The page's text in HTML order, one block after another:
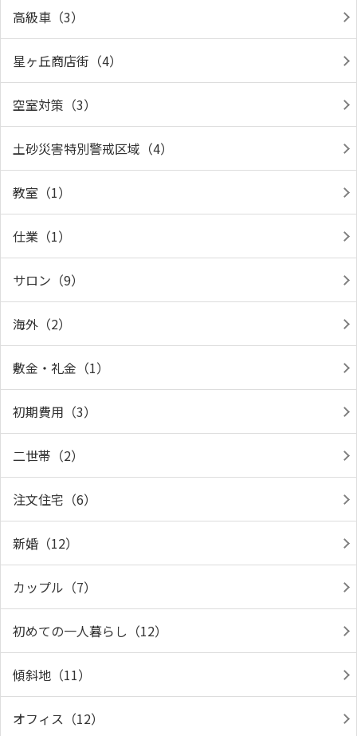
高級車（3）
星ヶ丘商店街（4）
空室対策（3）
土砂災害特別警戒区域（4）
教室（1）
仕業（1）
サロン（9）
海外（2）
敷金・礼金（1）
初期費用（3）
二世帯（2）
注文住宅（6）
新婚（12）
カップル（7）
初めての一人暮らし（12）
傾斜地（11）
オフィス（12）